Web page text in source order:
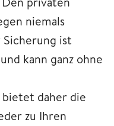
niemals
ist
kann ganz ohne
bietet daher die
zu Ihren